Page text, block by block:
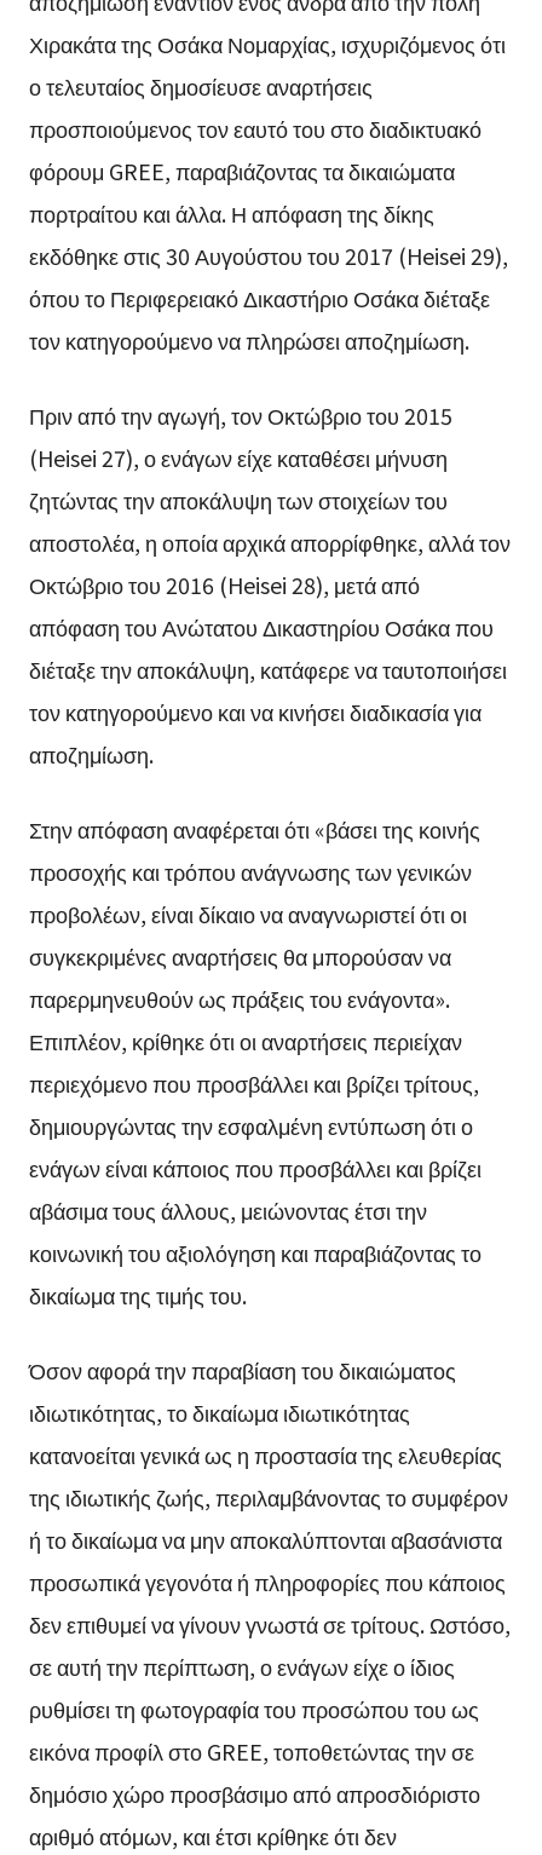
Χιρακάτα της Οσάκα Νομαρχίας, ισχυριζόμενος ότι
ο τελευταίος δημοσίευσε αναρτήσεις
προσποιούμενος τον εαυτό του στο διαδικτυακό
φόρουμ GREE, παραβιάζοντας τα δικαιώματα
πορτραίτου και άλλα. Η απόφαση της δίκης
εκδόθηκε στις 30 Αυγούστου του 2017 (Heisei 29),
όπου το Περιφερειακό Δικαστήριο Οσάκα διέταξε
τον κατηγορούμενο να πληρώσει αποζημίωση.
Πριν από την αγωγή, τον Οκτώβριο του 2015
(Heisei 27), ο ενάγων είχε καταθέσει μήνυση
ζητώντας την αποκάλυψη των στοιχείων του
αποστολέα, η οποία αρχικά απορρίφθηκε, αλλά τον
Οκτώβριο του 2016 (Heisei 28), μετά από
απόφαση του Ανώτατου Δικαστηρίου Οσάκα που
διέταξε την αποκάλυψη, κατάφερε να ταυτοποιήσει
τον κατηγορούμενο και να κινήσει διαδικασία για
αποζημίωση.
Στην απόφαση αναφέρεται ότι «βάσει της κοινής
προσοχής και τρόπου ανάγνωσης των γενικών
προβολέων, είναι δίκαιο να αναγνωριστεί ότι οι
συγκεκριμένες αναρτήσεις θα μπορούσαν να
παρερμηνευθούν ως πράξεις του ενάγοντα».
Επιπλέον, κρίθηκε ότι οι αναρτήσεις περιείχαν
περιεχόμενο που προσβάλλει και βρίζει τρίτους,
δημιουργώντας την εσφαλμένη εντύπωση ότι ο
ενάγων είναι κάποιος που προσβάλλει και βρίζει
αβάσιμα τους άλλους, μειώνοντας έτσι την
κοινωνική του αξιολόγηση και παραβιάζοντας το
δικαίωμα της τιμής του.
Όσον αφορά την παραβίαση του δικαιώματος
ιδιωτικότητας, το δικαίωμα ιδιωτικότητας
κατανοείται γενικά ως η προστασία της ελευθερίας
της ιδιωτικής ζωής, περιλαμβάνοντας το συμφέρον
ή το δικαίωμα να μην αποκαλύπτονται αβασάνιστα
προσωπικά γεγονότα ή πληροφορίες που κάποιος
δεν επιθυμεί να γίνουν γνωστά σε τρίτους. Ωστόσο,
σε αυτή την περίπτωση, ο ενάγων είχε ο ίδιος
ρυθμίσει τη φωτογραφία του προσώπου του ως
εικόνα προφίλ στο GREE, τοποθετώντας την σε
δημόσιο χώρο προσβάσιμο από απροσδιόριστο
αριθμό ατόμων, και έτσι κρίθηκε ότι δεν